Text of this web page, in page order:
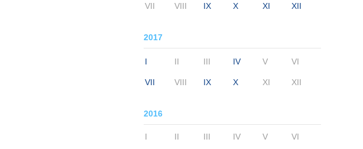
VII VIII IX X XI XII
2017
I II III IV V VI
VII VIII IX X XI XII
2016
I II III IV V VI